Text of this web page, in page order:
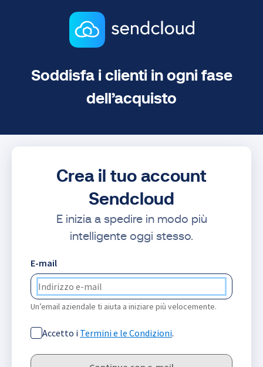
Soddisfa i clienti in ogni fase
dell’acquisto
Crea il tuo account
Sendcloud
E inizia a spedire in modo più
intelligente oggi stesso.
E-mail
Un’email aziendale ti aiuta a iniziare più velocemente.
Accetto i Termini e le Condizioni.